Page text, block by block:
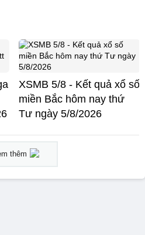
XSMB 5/8 - Kết quả xổ số
miền Bắc hôm nay thứ
Tư ngày 5/8/2026
thêm